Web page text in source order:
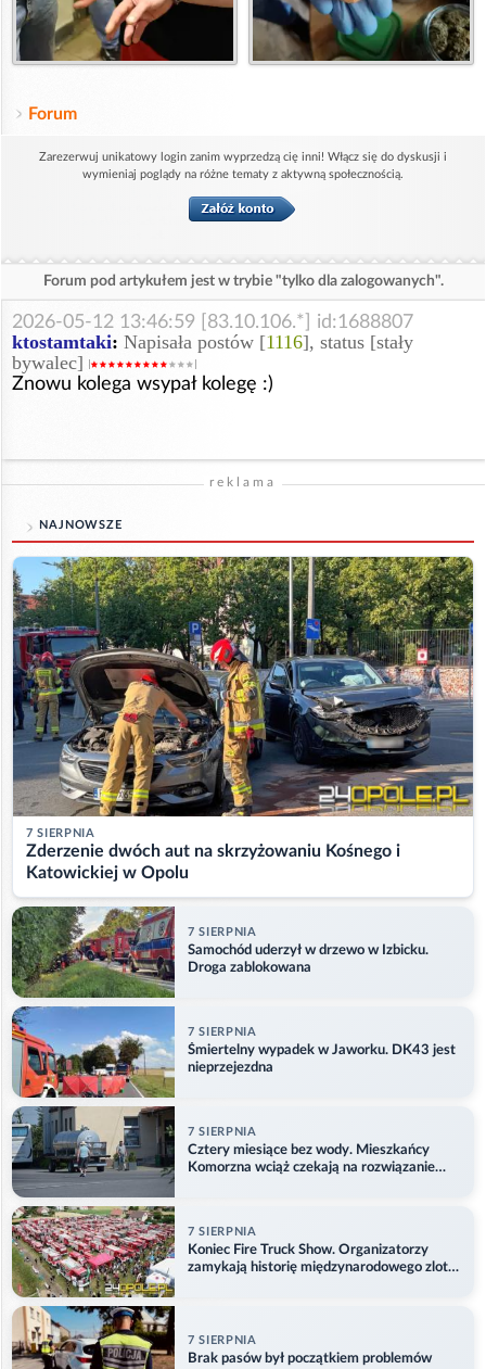
Forum
Zarezerwuj unikatowy login zanim wyprzedzą cię inni! Włącz się do dyskusji i
wymieniaj poglądy na różne tematy z aktywną społecznością.
Forum pod artykułem jest w trybie "tylko dla zalogowanych".
2026-05-12 13:46:59 [83.10.106.*] id:1688807
ktostamtaki: Napisała postów [1116], status [stały
bywalec]
Znowu kolega wsypał kolegę :)
reklama
NAJNOWSZE
7 SIERPNIA
Zderzenie dwóch aut na skrzyżowaniu Kośnego i
Katowickiej w Opolu
7 SIERPNIA
Samochód uderzył w drzewo w Izbicku.
Droga zablokowana
7 SIERPNIA
Śmiertelny wypadek w Jaworku. DK43 jest
nieprzejezdna
7 SIERPNIA
Cztery miesiące bez wody. Mieszkańcy
Komorzna wciąż czekają na rozwiązanie
7 SIERPNIA
Koniec Fire Truck Show. Organizatorzy
zamykają historię międzynarodowego zlotu
7 SIERPNIA
Brak pasów był początkiem problemów